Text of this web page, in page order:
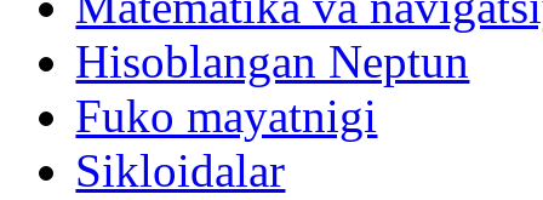
Hisoblangan Neptun
Fuko mayatnigi
Sikloidalar